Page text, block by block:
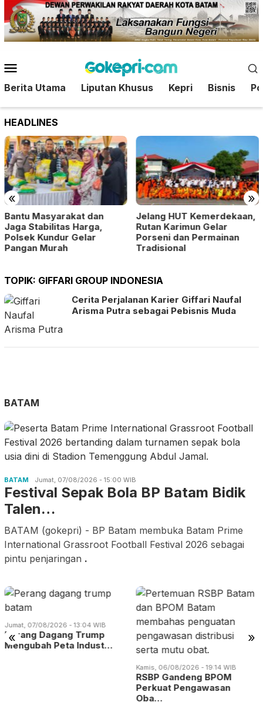
Loncat
ke
konten
Mobile
Berita Utama Liputan Khusus Kepri Bisnis
HEADLINES
« »
Bantu Masyarakat dan
Jaga Stabilitas Harga,
Polsek Kundur Gelar
Pangan Murah
Jelang HUT Kemerdekaan,
Rutan Karimun Gelar
Porseni dan Permainan
Tradisional
TOPIK: GIFFARI GROUP INDONESIA
Cerita Perjalanan Karier Giffari Naufal
Arisma Putra sebagai Pebisnis Muda
BATAM
BATAM Jumat, 07/08/2026 - 15:00 WIB
Festival Sepak Bola BP Batam Bidik
Talen…
BATAM (gokepri) - BP Batam membuka Batam Prime
International Grassroot Football Festival 2026 sebagai
pintu penjaringan .
« »
Jumat, 07/08/2026 - 13:04 WIB
Perang Dagang Trump
Mengubah Peta Indust…
Kamis, 06/08/2026 - 19:14 WIB
RSBP Gandeng BPOM
Perkuat Pengawasan
Oba…